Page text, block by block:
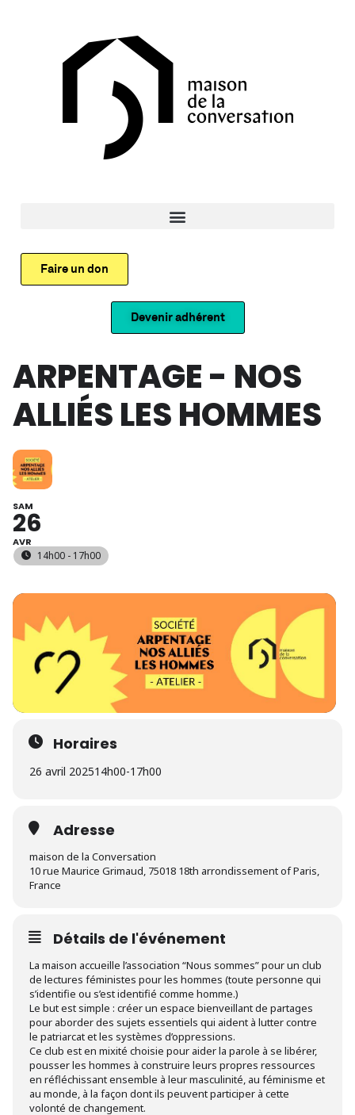
Faire un don
Devenir adhérent
ARPENTAGE - NOS
ALLIÉS LES HOMMES
SAM
26
AVR
14h00 - 17h00
Horaires
26 avril 202514h00-17h00
Adresse
maison de la Conversation
10 rue Maurice Grimaud, 75018 18th arrondissement of Paris,
France
Détails de l'événement
La maison accueille l’association “Nous sommes” pour un club
de lectures féministes pour les hommes (toute personne qui
s’identifie ou s’est identifié comme homme.)
Le but est simple : créer un espace bienveillant de partages
pour aborder des sujets essentiels qui aident à lutter contre
le patriarcat et les systèmes d’oppressions.
Ce club est en mixité choisie pour aider la parole à se libérer,
pousser les hommes à construire leurs propres ressources
en réfléchissant ensemble à leur masculinité, au féminisme et
au monde, à la façon dont ils peuvent participer à cette
volonté de changement.